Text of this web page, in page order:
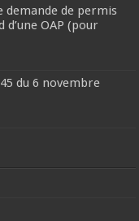
demande de permis
OAP (pour
du 6 novembre